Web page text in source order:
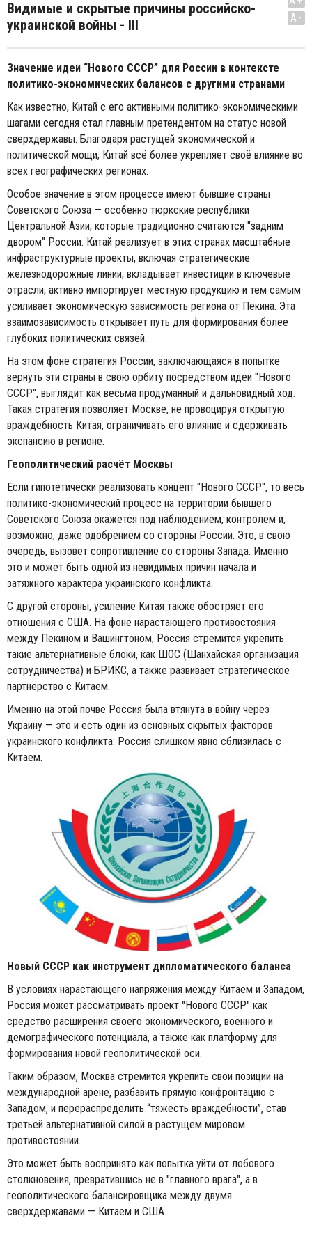
Видимые и скрытые причины российско-
украинской войны - III
A-
Значение идеи “Нового СССР” для России в контексте
политико-экономических балансов с другими странами
Как известно, Китай с его активными политико-экономическими
шагами сегодня стал главным претендентом на статус новой
сверхдержавы. Благодаря растущей экономической и
политической мощи, Китай всё более укрепляет своё влияние во
всех географических регионах.
Особое значение в этом процессе имеют бывшие страны
Советского Союза — особенно тюркские республики
Центральной Азии, которые традиционно считаются "задним
двором" России. Китай реализует в этих странах масштабные
инфраструктурные проекты, включая стратегические
железнодорожные линии, вкладывает инвестиции в ключевые
отрасли, активно импортирует местную продукцию и тем самым
усиливает экономическую зависимость региона от Пекина. Эта
взаимозависимость открывает путь для формирования более
глубоких политических связей.
На этом фоне стратегия России, заключающаяся в попытке
вернуть эти страны в свою орбиту посредством идеи "Нового
СССР", выглядит как весьма продуманный и дальновидный ход.
Такая стратегия позволяет Москве, не провоцируя открытую
враждебность Китая, ограничивать его влияние и сдерживать
экспансию в регионе.
Геополитический расчёт Москвы
Если гипотетически реализовать концепт "Нового СССР", то весь
политико-экономический процесс на территории бывшего
Советского Союза окажется под наблюдением, контролем и,
возможно, даже одобрением со стороны России. Это, в свою
очередь, вызовет сопротивление со стороны Запада. Именно
это и может быть одной из невидимых причин начала и
затяжного характера украинского конфликта.
С другой стороны, усиление Китая также обостряет его
отношения с США. На фоне нарастающего противостояния
между Пекином и Вашингтоном, Россия стремится укрепить
такие альтернативные блоки, как ШОС (Шанхайская организация
сотрудничества) и БРИКС, а также развивает стратегическое
партнёрство с Китаем.
Именно на этой почве Россия была втянута в войну через
Украину — это и есть один из основных скрытых факторов
украинского конфликта: Россия слишком явно сблизилась с
Китаем.
Новый СССР как инструмент дипломатического баланса
В условиях нарастающего напряжения между Китаем и Западом,
Россия может рассматривать проект "Нового СССР" как
средство расширения своего экономического, военного и
демографического потенциала, а также как платформу для
формирования новой геополитической оси.
Таким образом, Москва стремится укрепить свои позиции на
международной арене, разбавить прямую конфронтацию с
Западом, и перераспределить “тяжесть враждебности”, став
третьей альтернативной силой в растущем мировом
противостоянии.
Это может быть воспринято как попытка уйти от лобового
столкновения, превратившись не в "главного врага", а в
геополитического балансировщика между двумя
сверхдержавами — Китаем и США.